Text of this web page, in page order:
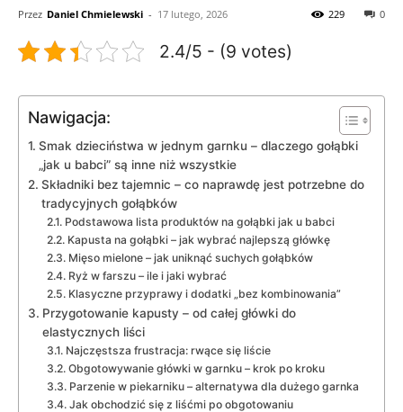
Przez Daniel Chmielewski - 17 lutego, 2026 0
229
2.4/5 - (9 votes)
Nawigacja:
Smak dzieciństwa w jednym garnku – dlaczego gołąbki
„jak u babci” są inne niż wszystkie
Składniki bez tajemnic – co naprawdę jest potrzebne do
tradycyjnych gołąbków
Podstawowa lista produktów na gołąbki jak u babci
Kapusta na gołąbki – jak wybrać najlepszą główkę
Mięso mielone – jak uniknąć suchych gołąbków
Ryż w farszu – ile i jaki wybrać
Klasyczne przyprawy i dodatki „bez kombinowania”
Przygotowanie kapusty – od całej główki do
elastycznych liści
Najczęstsza frustracja: rwące się liście
Obgotowywanie główki w garnku – krok po kroku
Parzenie w piekarniku – alternatywa dla dużego garnka
Jak obchodzić się z liśćmi po obgotowaniu